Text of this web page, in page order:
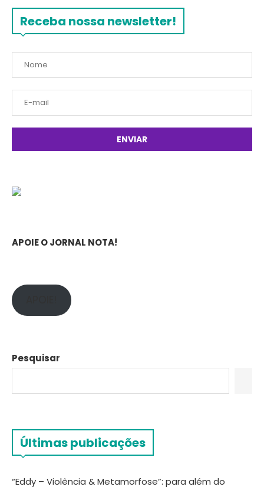
Receba nossa newsletter!
APOIE O JORNAL NOTA!
Pesquisar
Últimas publicações
“Eddy – Violência & Metamorfose”: para além do